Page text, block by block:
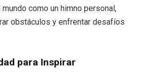
como un himno personal,
obstáculos y enfrentar desafíos
para Inspirar